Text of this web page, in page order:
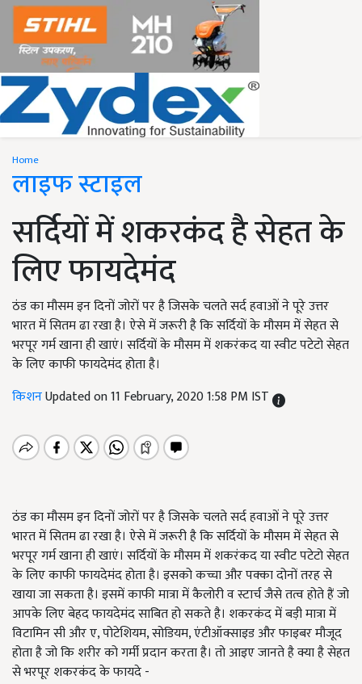
Home
लाइफ स्टाइल
सर्दियों में शकरकंद है सेहत के
लिए फायदेमंद
ठंड का मौसम इन दिनों जोरों पर है जिसके चलते सर्द हवाओं ने पूरे उत्तर
भारत में सितम ढा रखा है। ऐसे में जरूरी है कि सर्दियों के मौसम में सेहत से
भरपूर गर्म खाना ही खाएं। सर्दियों के मौसम में शकरंकद या स्वीट पटेटो सेहत
के लिए काफी फायदेमंद होता है।
किशनUpdated on 11 February, 2020 1:58 PM IST
ठंड का मौसम इन दिनों जोरों पर है जिसके चलते सर्द हवाओं ने पूरे उत्तर
भारत में सितम ढा रखा है। ऐसे में जरूरी है कि सर्दियों के मौसम में सेहत से
भरपूर गर्म खाना ही खाएं। सर्दियों के मौसम में शकरंकद या स्वीट पटेटो सेहत
के लिए काफी फायदेमंद होता है। इसको कच्चा और पक्का दोनों तरह से
खाया जा सकता है। इसमें काफी मात्रा में कैलोरी व स्टार्च जैसे तत्व होते हैं जो
आपके लिए बेहद फायदेमंद साबित हो सकते है। शकरकंद में बड़ी मात्रा में
विटामिन सी और ए, पोटेशियम, सोडियम, एंटीऑक्साइड और फाइबर मौजूद
होता है जो कि शरीर को गर्मी प्रदान करता है। तो आइए जानते है क्या है सेहत
से भरपूर शकरकंद के फायदे -